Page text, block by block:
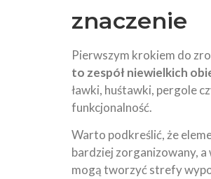
znaczenie
Pierwszym krokiem do
to zespół niewielkich
ławki, huśtawki, pergole
funkcjonalność.
Warto podkreślić, że
bardziej zorganizowany,
mogą tworzyć strefy